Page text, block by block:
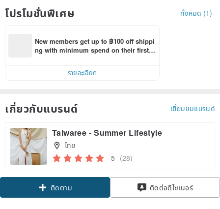
โปรโมชั่นพิเศษ ทั้งหมด (1)
New members get up to ฿100 off shippi
ng with minimum spend on their first P
รายละเอียด
เกี่ยวกับแบรนด์ เยี่ยมชมแบรนด์
Taiwaree - Summer Lifestyle
ไทย
5 (28)
Claim coupon
ติดตาม ติดต่อดีไซเนอร์